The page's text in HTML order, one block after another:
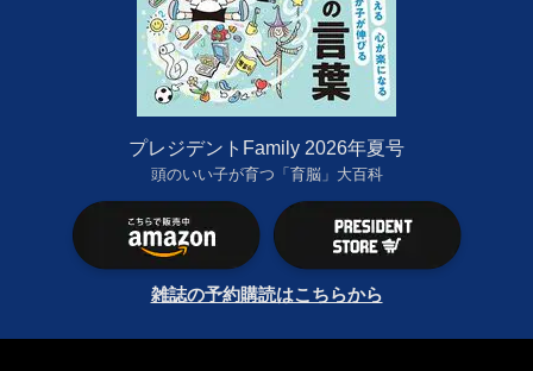
プレジデントFamily 2026年夏号
頭のいい子が育つ「育脳」大百科
雑誌の予約購読はこちらから